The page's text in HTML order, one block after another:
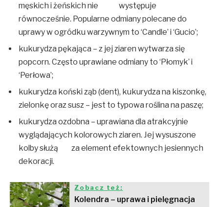
męskich i żeńskich nie występuje
równocześnie. Popularne odmiany polecane do
uprawy w ogródku warzywnym to ‘Candle’ i ‘Gucio’;
kukurydza pękająca – z jej ziaren wytwarza się
popcorn. Często uprawiane odmiany to ‘Płomyk’ i
‘Perłowa’;
kukurydza koński ząb (dent), kukurydza na kiszonkę,
zielonkę oraz susz – jest to typowa roślina na paszę;
kukurydza ozdobna – uprawiana dla atrakcyjnie
wyglądających kolorowych ziaren. Jej wysuszone
kolby służą za element efektownych jesiennych
dekoracji.
Zobacz też:
Kolendra – uprawa i pielęgnacja